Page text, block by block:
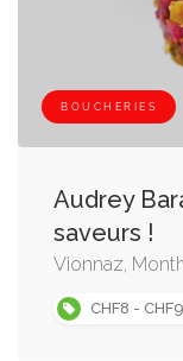
BOUCHERIES
Audrey
saveurs !
Vionnaz,
CHF8 -